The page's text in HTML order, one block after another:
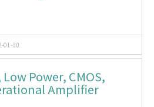
01-30
Power, CMOS,
Amplifier